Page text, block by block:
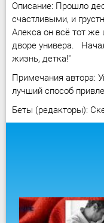
Описание: Прошло
счастливыми, и
Алекса он всё тот же
дворе универа.
жизнь, детка!"
Примечания автора:
лучший способ
Беты (редакторы):